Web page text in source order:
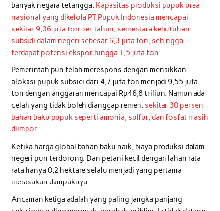
banyak negara tetangga. Kapasitas produksi pupuk urea
nasional yang dikelola PT Pupuk Indonesia mencapai
sekitar 9,36 juta ton per tahun, sementara kebutuhan
subsidi dalam negeri sebesar 6,3 juta ton, sehingga
terdapat potensi ekspor hingga 1,5 juta ton.
Pemerintah pun telah merespons dengan menaikkan
alokasi pupuk subsidi dari 4,7 juta ton menjadi 9,55 juta
ton dengan anggaran mencapai Rp46,8 triliun. Namun ada
celah yang tidak boleh dianggap remeh: sekitar 30 persen
bahan baku pupuk seperti amonia, sulfur, dan fosfat masih
diimpor.
Ketika harga global bahan baku naik, biaya produksi dalam
negeri pun terdorong. Dan petani kecil dengan lahan rata-
rata hanya 0,2 hektare selalu menjadi yang pertama
merasakan dampaknya.
Ancaman ketiga adalah yang paling jangka panjang